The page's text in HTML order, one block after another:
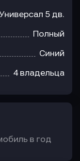
5 дв.
Полный
Синий
4 владельца
в год